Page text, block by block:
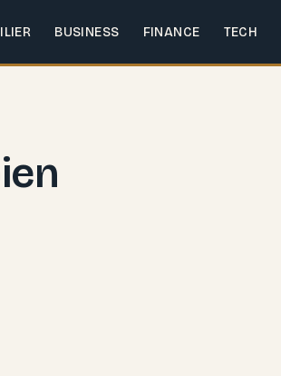
BUSINESS FINANCE TECH